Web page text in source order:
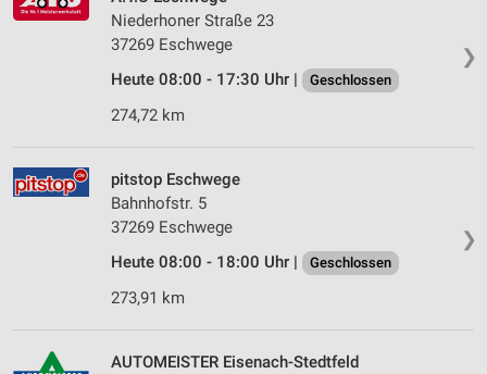
❯
Niederhoner Straße 23
37269 Eschwege
Heute 08:00 - 17:30 Uhr |
Geschlossen
274,72 km
❯
pitstop Eschwege
Bahnhofstr. 5
37269 Eschwege
Heute 08:00 - 18:00 Uhr |
Geschlossen
273,91 km
AUTOMEISTER Eisenach-Stedtfeld